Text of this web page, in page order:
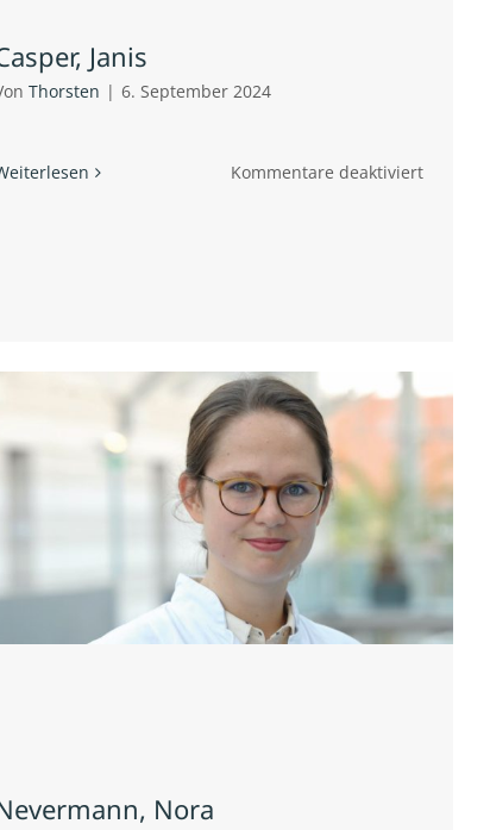
Janis
Thorsten | 6. September 2024
Kommentare deaktiviertfür
Nora